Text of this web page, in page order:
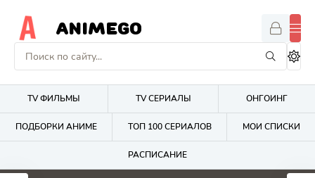
ANIMEGO
TV ФИЛЬМЫ TV СЕРИАЛЫ ОНГОИНГ
ПОДБОРКИ АНИМЕ ТОП 100 СЕРИАЛОВ МОИ СПИСКИ
РАСПИСАНИЕ